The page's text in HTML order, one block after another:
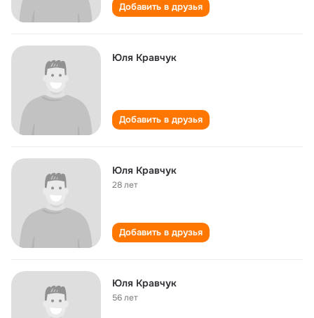
Добавить в друзья
Юля Кравчук
Добавить в друзья
Юля Кравчук
28 лет
Добавить в друзья
Юля Кравчук
56 лет